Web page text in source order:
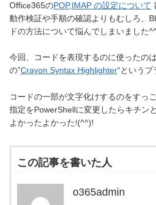
Office365のPOP,IMAP の設定について
動作検証や手順の確認よりもむしろ、
ドの方法について悩んでしまいました
今回、コードを表現するのに使ったの
の”Crayon Syntax Highlighter“というプ
コードの一部が文字化けするのをすっ
指定をPowerShellに変更したらキチン
よかったよかった!(^^)!
この記事を書いた人
o365admin